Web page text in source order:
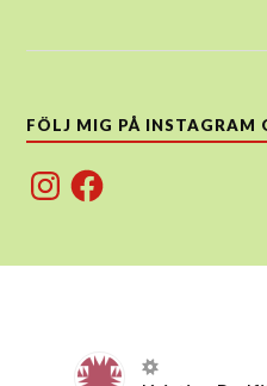
FÖLJ MIG PÅ INSTAGRAM
InstagramFacebook